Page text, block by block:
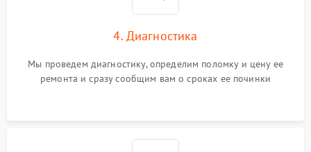
4. Диагностика
Мы проведем диагностику, определим поломку и цену ее
ремонта и сразу сообщим вам о сроках ее починки